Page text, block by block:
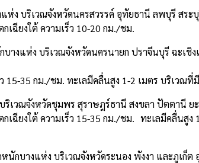
ง บริเวณจังหวัดนครสวรรค์ อุทัยธานี ลพบุรี สร
เฉียงใต้ ความเร็ว 10-20 กม./ชม.
งแห่ง บริเวณจังหวัดนครนายก ปราจีนบุรี ฉะเชิ
15-35 กม./ชม. ทะเลมีคลื่นสูง 1-2 เมตร บริเว
เวณจังหวัดชุมพร สุราษฎร์ธานี สงขลา ปัตตานี
เฉียงใต้ ความเร็ว 15-35 กม./ชม. ทะเลมีคลื่นสูง
กบางแห่ง บริเวณจังหวัดระนอง พังงา และภูเก็ต